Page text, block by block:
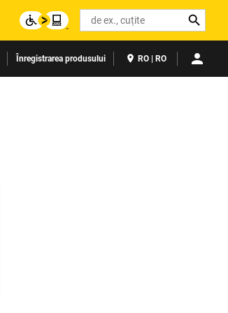
Search
Înregistrarea produsului RO | RO